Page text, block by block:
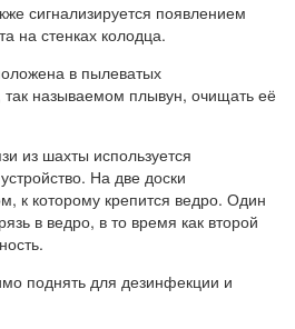
сигнализируется появлением
на стенках колодца.
в пылеватых
называемом плывун, очищать её
из шахты используется
На две доски
к которому крепится ведро. Один
в ведро, в то время как второй
поднять для дезинфекции и